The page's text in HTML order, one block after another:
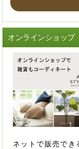
オンラインショップ
ネットで販売でき